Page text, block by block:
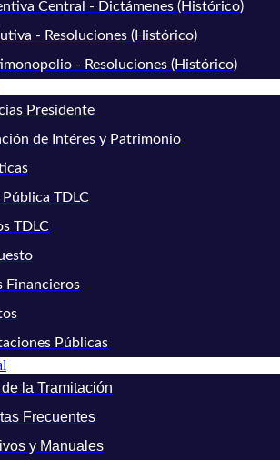
Central - Dictámenes (Histórico)
- Resoluciones (Histórico)
- Resoluciones (Histórico)
Presidente
de Intéres y Patrimonio
TDLC
TDLC
Financieros
Públicas
la Tramitación
Frecuentes
y Manuales